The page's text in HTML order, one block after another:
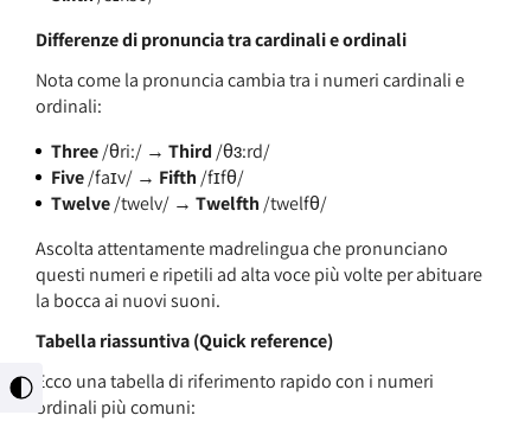
מתג
ניגודיות
Differenze di pronuncia tra cardinali e ordinali
Nota come la pronuncia cambia tra i numeri cardinali e
ordinali:
Three/θriː/ → Third /θɜːrd/
Five/faɪv/ → Fifth /fɪfθ/
Twelve/twelv/ → Twelfth /twelfθ/
Ascolta attentamente madrelingua che pronunciano
questi numeri e ripetili ad alta voce più volte per abituare
la bocca ai nuovi suoni.
Tabella riassuntiva (Quick reference)
Ecco una tabella di riferimento rapido con i numeri
ordinali più comuni: